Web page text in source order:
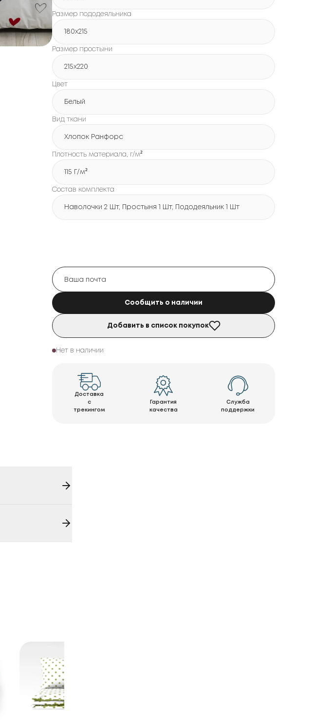
Размер пододеяльника
180х215
Размер простыни
215х220
Цвет
Белый
Вид ткани
Хлопок Ранфорс
Плотность материала, г/м²
115 Г/м²
Состав комплекта
Наволочки 2 Шт, Простыня 1 Шт, Пододеяльник 1 Шт
Сообщить о наличии
Добавить в список покупок
Нет в наличии
Доставка
с
трекингом
Гарантия
качества
Служба
поддержки